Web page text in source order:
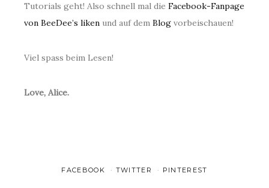
Tutorials geht! Also schnell mal die Facebook-Fanpage
von BeeDee’s liken und auf dem Blog vorbeischauen!
Viel spass beim Lesen!
Love, Alice.
FACEBOOK TWITTER PINTEREST